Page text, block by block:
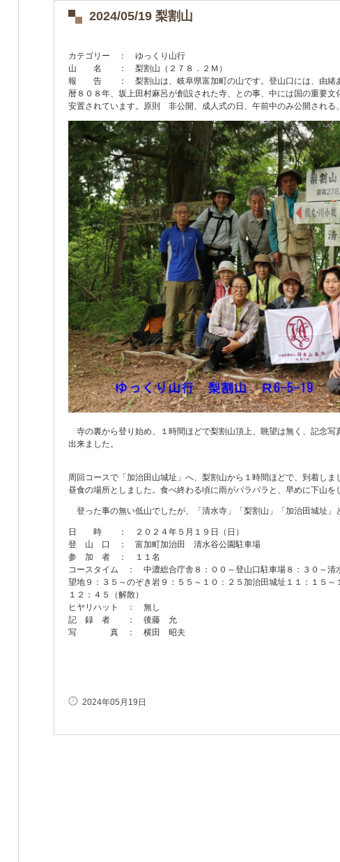
2024/05/19 梨割山
カテゴリー ： ゆっくり山行
山 名 ： 梨割山（２７８．２Ｍ）
報 告 ： 梨割山は、岐阜県富加町の山です。登山口には、由緒あ
暦８０８年、坂上田村麻呂が創設された寺、との事、中には国の重要文
安置されています。原則 非公開、成人式の日、午前中のみ公開される
寺の裏から登り始め、１時間ほどで梨割山頂上、眺望は無く、記念写
出来ました。
周回コースで「加治田山城址」へ、梨割山から１時間ほどで、到着しま
昼食の場所としました。食べ終わる頃に雨がパラパラと、早めに下山を
登った事の無い低山でしたが、「清水寺」「梨割山」「加治田城址」
日 時 ： ２０２４年５月１９日（日）
登 山 口 ： 富加町加治田 清水谷公園駐車場
参 加 者 ： １１名
コースタイム ： 中濃総合庁舎８：００～登山口駐車場８：３０～清
望地９：３５～のぞき岩９：５５～１０：２５加治田城址１１：１５
１２：４５（解散）
ヒヤリハット ： 無し
記 録 者 ： 後藤 允
写 真 ： 横田 昭夫
2024年05月19日